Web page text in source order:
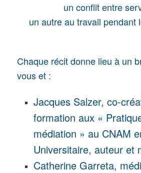
un conflit entre
un autre au travail pendant
Chaque récit donne lieu à un
vous et :
Jacques Salzer, co-
formation aux «
médiation » au CNAM
Universitaire, auteur et
Catherine Garreta,